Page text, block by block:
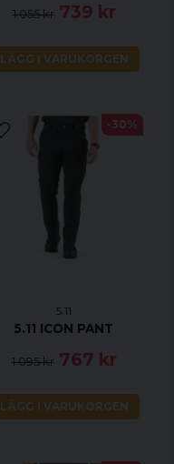
1 055 kr 739 kr
LÄGG I VARUKORGEN
5.11
5.11 ICON PANT
1 095 kr 767 kr
LÄGG I VARUKORGEN
-30%